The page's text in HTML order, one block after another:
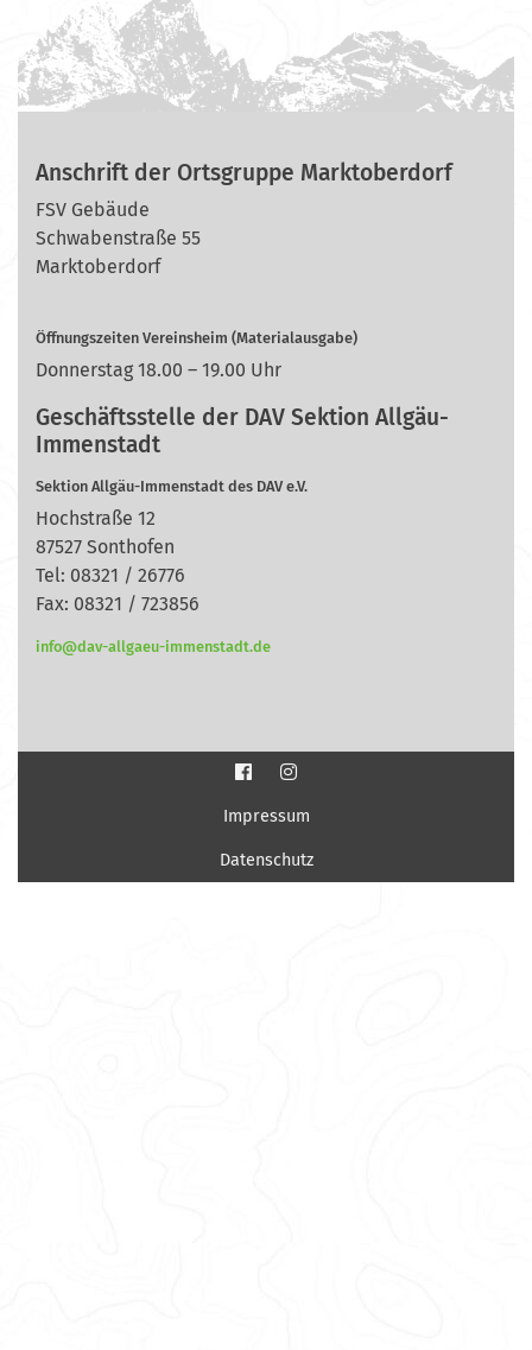
Anschrift der Ortsgruppe Marktoberdorf
FSV Gebäude
Schwabenstraße 55
Marktoberdorf
Öffnungszeiten Vereinsheim (Materialausgabe)
Donnerstag 18.00 – 19.00 Uhr
Geschäftsstelle der DAV Sektion Allgäu-
Immenstadt
Sektion Allgäu-Immenstadt des DAV e.V.
Hochstraße 12
87527 Sonthofen
Tel: 08321 / 26776
Fax: 08321 / 723856
info@dav-allgaeu-immenstadt.de
Impressum
Datenschutz